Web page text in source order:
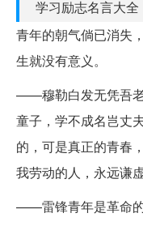
学习励志名言大全
青年的朝气倘已消失
生就没有意义。
——穆勒白发无凭吾
童子，学不成名岂丈
的，可是真正的青春
我劳动的人，永远谦虚
——雷锋青年是革命的